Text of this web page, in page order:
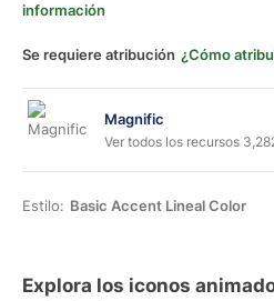
información
Se requiere atribución ¿Cómo
Magnific
Ver todos los recursos
Estilo: Basic Accent Lineal Color
Explora los iconos